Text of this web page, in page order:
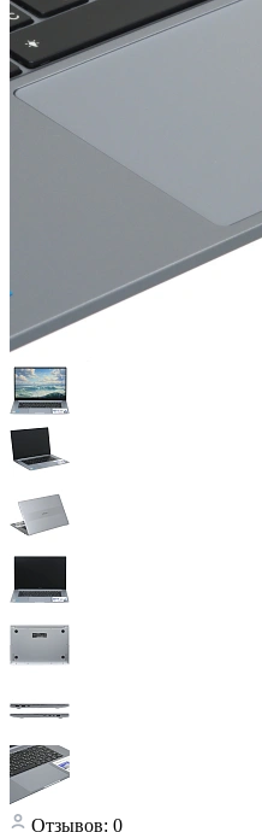
Отзывов: 0